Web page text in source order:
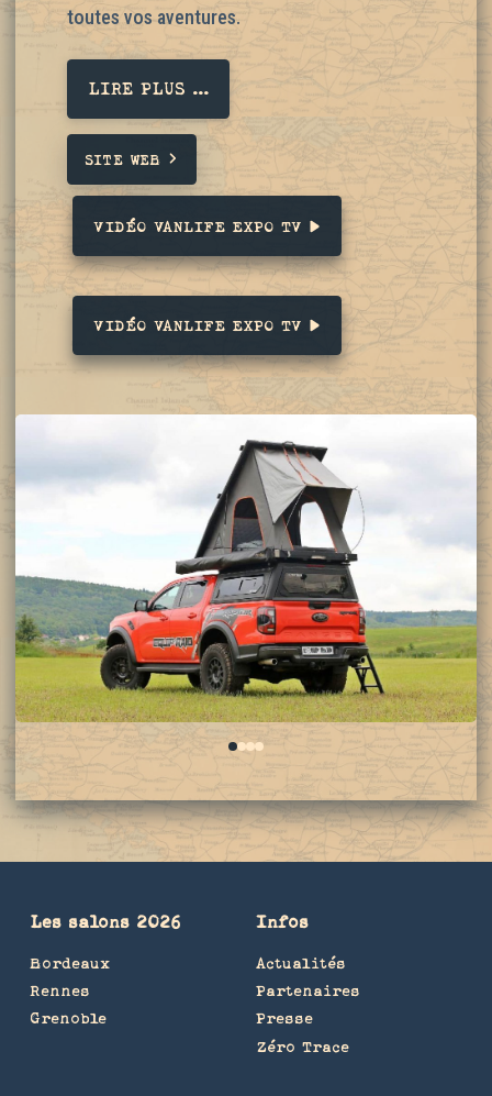
toutes vos aventures.
LIRE PLUS ...
SITE WEB
VIDÉO VANLIFE EXPO TV
VIDÉO VANLIFE EXPO TV
0123
Les salons 2026
Bordeaux
Rennes
Grenoble
Infos
Actualités
Partenaires
Presse
Zéro Trace